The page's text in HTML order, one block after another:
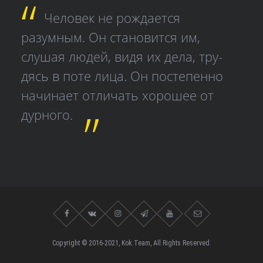
Человек не рождается
разумным. Он становится им,
слушая людей, видя их дела, тру­
дясь в поте лица. Он постепенно
начинает отличать хорошее от
дурного.
Copyright © 2016-2021, Kok.Team, All Rights Reserved.